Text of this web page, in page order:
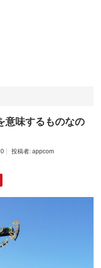
意味するものなの
0 投稿者: appcom